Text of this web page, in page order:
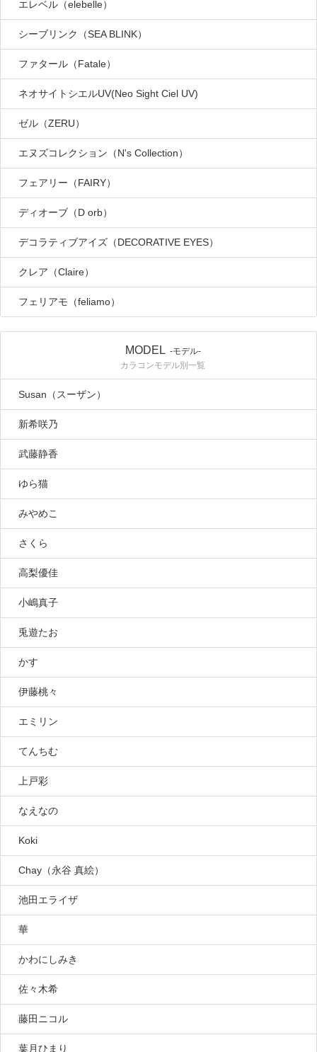
エレベル（elebelle）
シーブリンク（SEA BLINK）
ファタール（Fatale）
ネオサイトシエルUV(Neo Sight Ciel UV)
ゼル（ZERU）
エヌズコレクション（N's Collection）
フェアリー（FAIRY）
ディオーブ（D orb）
デコラティブアイズ（DECORATIVE EYES）
クレア（Claire）
フェリアモ（feliamo）
MODEL -モデル-
カラコンモデル別一覧
Susan（スーザン）
新希咲乃
武藤静香
ゆら猫
みやめこ
さくら
高梨優佳
小嶋真子
兎遊たお
かす
伊藤桃々
エミリン
てんちむ
上戸彩
なえなの
Koki
Chay（永谷 真絵）
池田エライザ
華
かわにしみき
佐々木希
藤田ニコル
葉月ひまり